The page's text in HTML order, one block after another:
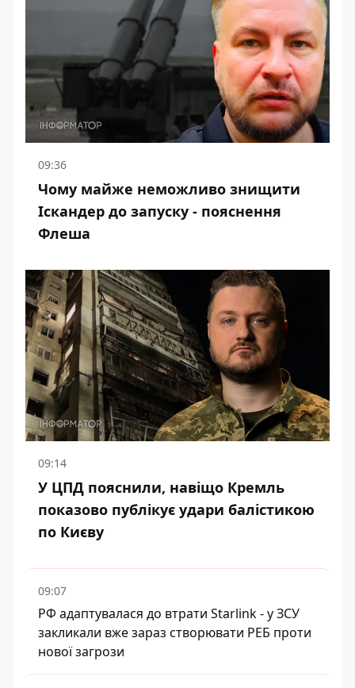
09:36
Чому майже неможливо знищити
Іскандер до запуску - пояснення
Флеша
09:14
У ЦПД пояснили, навіщо Кремль
показово публікує удари балістикою
по Києву
09:07
РФ адаптувалася до втрати Starlink - у ЗСУ
закликали вже зараз створювати РЕБ проти
нової загрози